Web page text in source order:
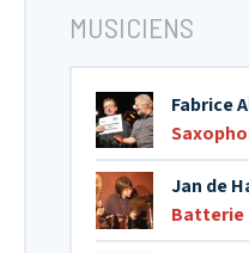
MUSICIENS
Fabrice
Jan de
Batterie